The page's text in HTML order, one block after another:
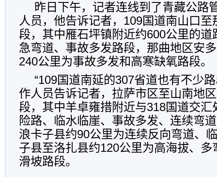
昨日下午，记者连线到了青藏公路
人员，他告诉记者，109国道南山口
段，其中雁石坪镇附近约600公里的道
急弯道、事故多发路段，那曲地区安
240公里为事故多发和高寒缺氧路段。
“109国道南延的307省道也有不少
作人员告诉记者，拉萨市区至山南地
段，其中羊卓雍措附近与318国道交汇
险路、临水临崖、事故多发、连续弯
浪卡子县约90公里为连续反向弯道、
子县至洛扎县约120公里为高海拔、多
滑坡路段。